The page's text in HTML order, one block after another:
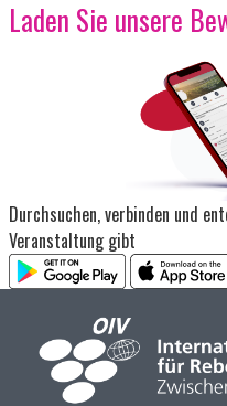
Laden Sie unsere
Durchsuchen, verbinden und
Veranstaltung gibt